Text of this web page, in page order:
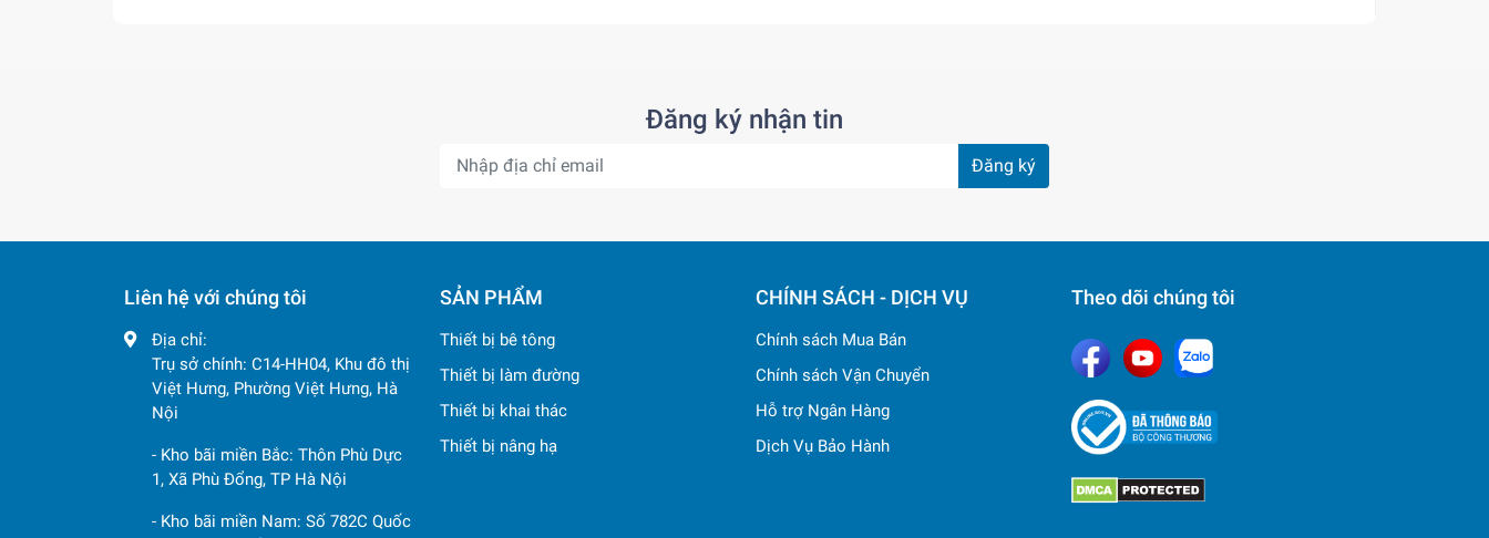
Đăng ký nhận tin
Đăng ký
Liên hệ với chúng tôi
Địa chỉ:
Trụ sở chính: C14-HH04, Khu đô thị
Việt Hưng, Phường Việt Hưng, Hà
Nội
- Kho bãi miền Bắc: Thôn Phù Dực
1, Xã Phù Đổng, TP Hà Nội
- Kho bãi miền Nam: Số 782C Quốc
SẢN PHẨM
Thiết bị bê tông
Thiết bị làm đường
Thiết bị khai thác
Thiết bị nâng hạ
CHÍNH SÁCH - DỊCH VỤ
Chính sách Mua Bán
Chính sách Vận Chuyển
Hỗ trợ Ngân Hàng
Dịch Vụ Bảo Hành
Theo dõi chúng tôi